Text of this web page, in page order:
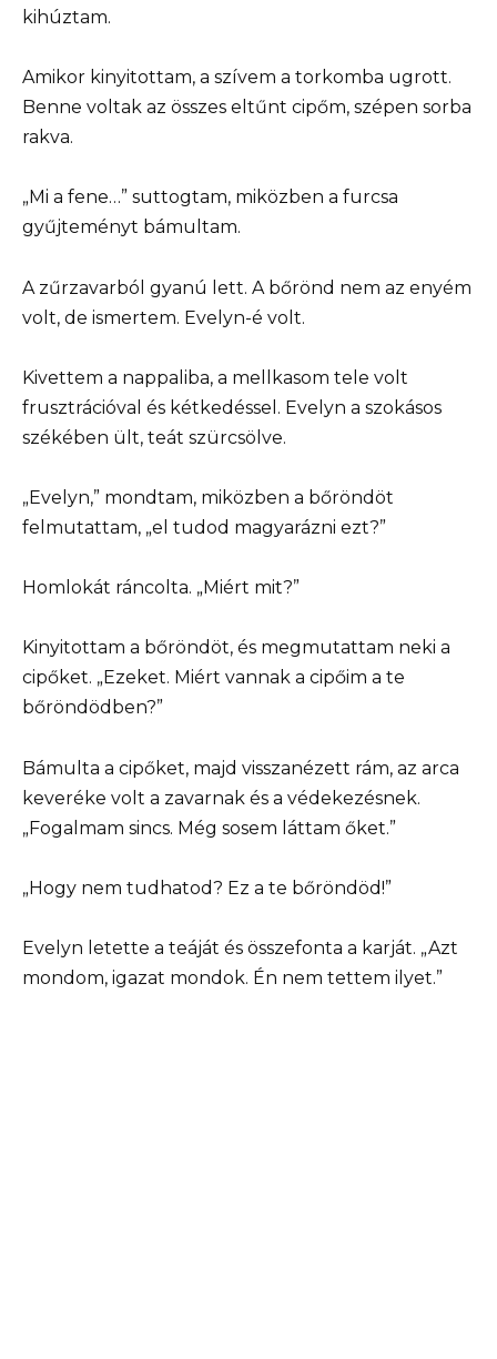
kihúztam.
Amikor kinyitottam, a szívem a torkomba ugrott.
Benne voltak az összes eltűnt cipőm, szépen sorba
rakva.
„Mi a fene…” suttogtam, miközben a furcsa
gyűjteményt bámultam.
A zűrzavarból gyanú lett. A bőrönd nem az enyém
volt, de ismertem. Evelyn-é volt.
Kivettem a nappaliba, a mellkasom tele volt
frusztrációval és kétkedéssel. Evelyn a szokásos
székében ült, teát szürcsölve.
„Evelyn,” mondtam, miközben a bőröndöt
felmutattam, „el tudod magyarázni ezt?”
Homlokát ráncolta. „Miért mit?”
Kinyitottam a bőröndöt, és megmutattam neki a
cipőket. „Ezeket. Miért vannak a cipőim a te
bőröndödben?”
Bámulta a cipőket, majd visszanézett rám, az arca
keveréke volt a zavarnak és a védekezésnek.
„Fogalmam sincs. Még sosem láttam őket.”
„Hogy nem tudhatod? Ez a te bőröndöd!”
Evelyn letette a teáját és összefonta a karját. „Azt
mondom, igazat mondok. Én nem tettem ilyet.”